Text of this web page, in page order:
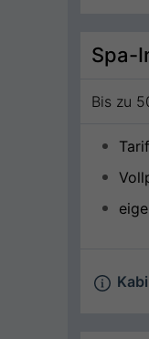
Spa-
Bis zu